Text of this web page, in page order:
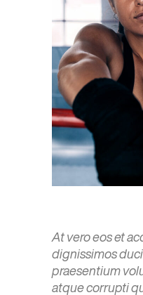
At vero eos et
dignissimos
praesentium
atque corrupti